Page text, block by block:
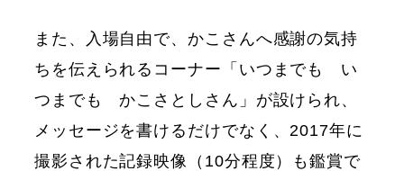
また、入場自由で、かこさんへ感謝の気持
ちを伝えられるコーナー「いつまでも い
つまでも かこさとしさん」が設けられ、
メッセージを書けるだけでなく、2017年に
撮影された記録映像（10分程度）も鑑賞で